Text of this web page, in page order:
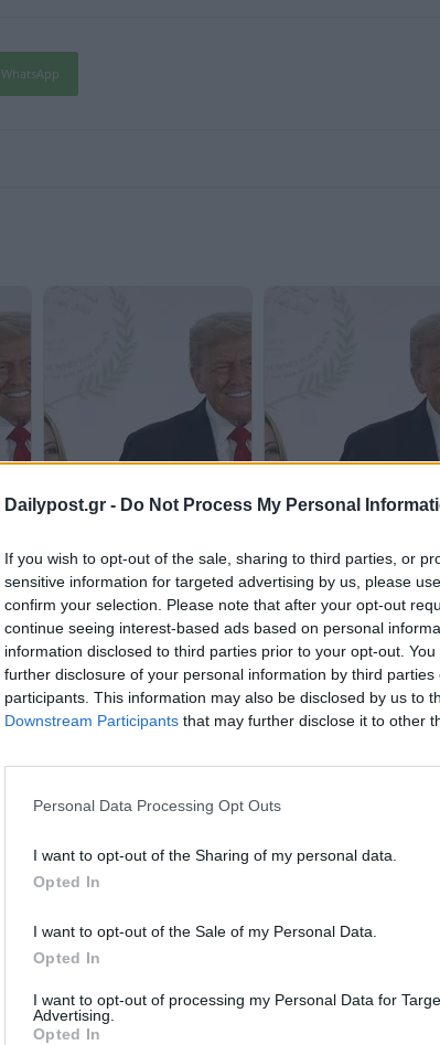
Dailypost.gr - Do Not Process My Personal
If you wish to opt-out of the sale, sharing to third parties, or
sensitive information for targeted advertising by us, please
confirm your selection. Please note that after your opt-out
continue seeing interest-based ads based on personal
information disclosed to third parties prior to your opt-out.
further disclosure of your personal information by third parties
participants. This information may also be disclosed by us to
Downstream Participants that may further disclose it to other
Personal Data Processing Opt Outs
I want to opt-out of the Sharing of my personal data.
Opted In
I want to opt-out of the Sale of my Personal Data.
Opted In
I want to opt-out of processing my Personal Data for
Advertising.
Opted In
WhatsApp
Ουάσιγκτον για την ένταση
είναι πια φίλοι και